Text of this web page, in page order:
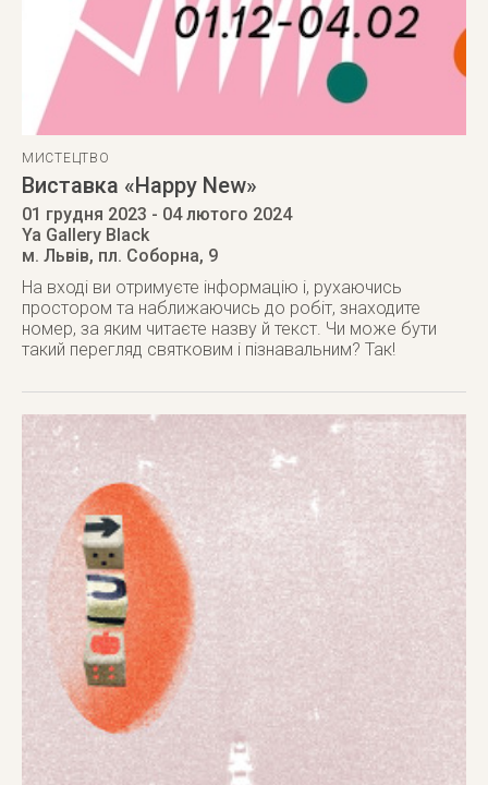
МИСТЕЦТВО
Виставка «Happy New»
01 грудня 2023 - 04 лютого 2024
Ya Gallery Black
м. Львів, пл. Соборна, 9
На вході ви отримуєте інформацію і, рухаючись
простором та наближаючись до робіт, знаходите
номер, за яким читаєте назву й текст. Чи може бути
такий перегляд святковим і пізнавальним? Так!